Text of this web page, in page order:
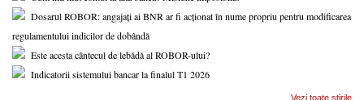
Dosarul ROBOR: angajați ai BNR ar fi acționat în nume propriu pentru modificarea
regulamentului indicilor de dobândă
Este acesta cântecul de lebădă al ROBOR-ului?
Indicatorii sistemului bancar la finalul T1 2026
Vezi toate stirile